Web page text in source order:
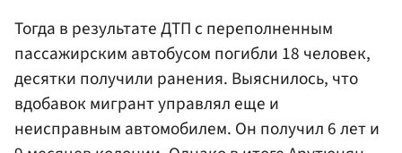
Тогда в результате ДТП с переполненным
пассажирским автобусом погибли 18 человек,
десятки получили ранения. Выяснилось, что
вдобавок мигрант управлял еще и
неисправным автомобилем. Он получил 6 лет и